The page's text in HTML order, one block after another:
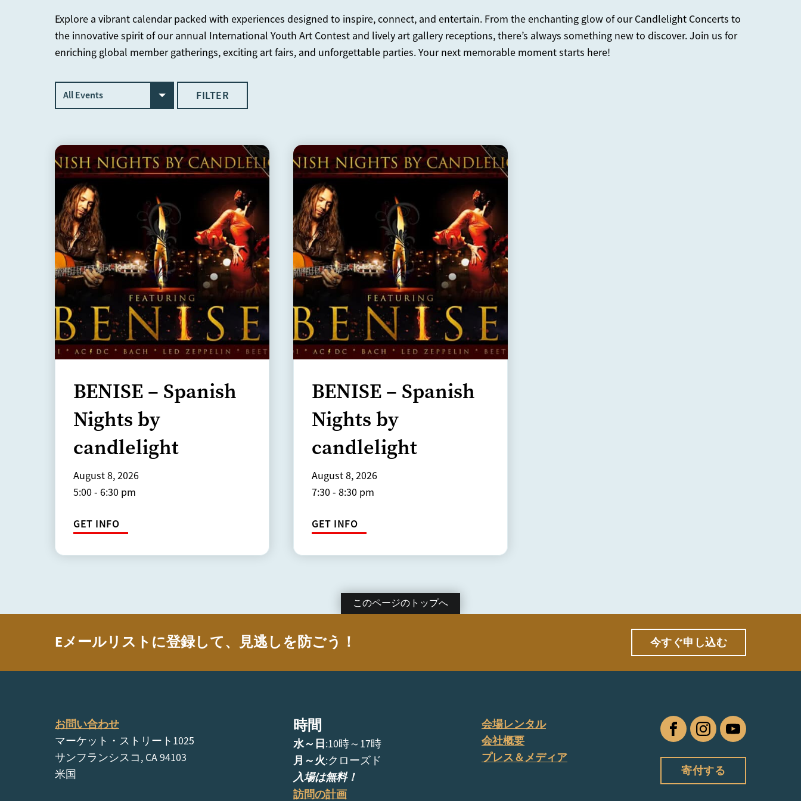
Explore a vibrant calendar packed with experiences designed to inspire, connect, and entertain. From the enchanting glow of our Candlelight Concerts to
the innovative spirit of our annual International Youth Art Contest and lively art gallery receptions, there’s always something new to discover. Join us for
enriching global member gatherings, exciting art fairs, and unforgettable parties. Your next memorable moment starts here!
BENISE – Spanish
Nights by
candlelight
August 8, 2026
5:00 - 6:30 pm
GET INFO
BENISE – Spanish
Nights by
candlelight
August 8, 2026
7:30 - 8:30 pm
GET INFO
このページのトップへ
Eメールリストに登録して、見逃しを防ごう！ 今すぐ申し込む
お問い合わせ
マーケット・ストリート1025
サンフランシスコ, CA 94103
米国
時間
水～日:10時～17時
月～火:クローズド
入場は無料！
訪問の計画
会場レンタル
会社概要
プレス＆メディア
フ
イ
ス
イ
ス
タ
ユ
ュ
寄付する